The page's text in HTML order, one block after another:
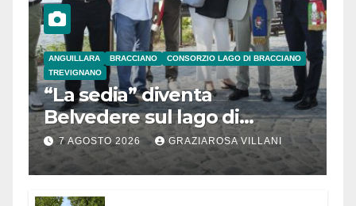
ANGUILLARA BRACCIANO
CONSORZIO LAGO DI BRACCIANO
TREVIGNANO
“La sedia” diventa
Belvedere sul lago di
Bracciano: ieri
l’inaugurazione
7 AGOSTO 2026 GRAZIAROSA VILLANI